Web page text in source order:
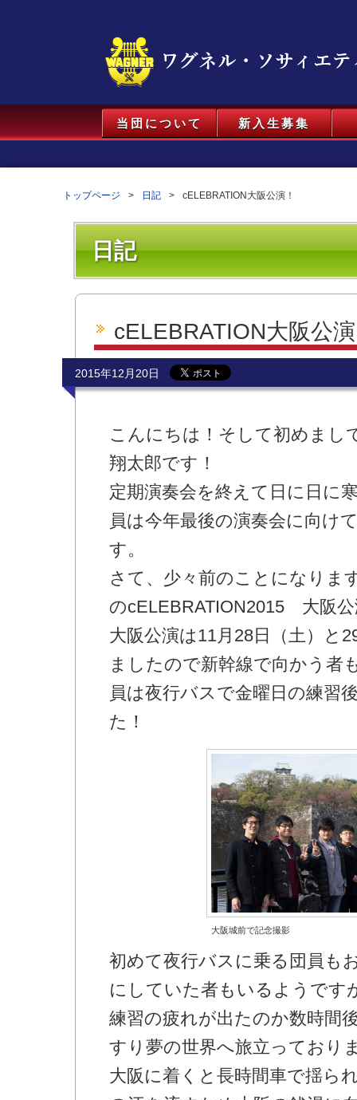
当団について 新入生募集
トップページ 日記 cELEBRATION大阪公演！
日記
cELEBRATION大阪公
2015年12月20日
こんにちは！そして初めまし
翔太郎です！
定期演奏会を終えて日に日に
員は今年最後の演奏会に向け
す。
さて、少々前のことになりま
のcELEBRATION2015 大阪
大阪公演は11月28日（土）と
ましたので新幹線で向かう者
員は夜行バスで金曜日の練習
た！
大阪城前で記念撮影
初めて夜行バスに乗る団員も
にしていた者もいるようです
練習の疲れが出たのか数時間
すり夢の世界へ旅立っており
大阪に着くと長時間車で揺ら